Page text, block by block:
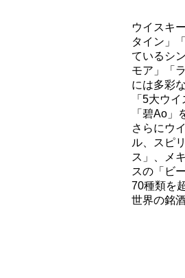
ウイスキ
タイン」
ているシ
モア」「
には多彩
「5大ウ
「碧Ao」
さらにウ
ル、スピ
ス」、メ
スの「ビ
70種類を
世界の銘